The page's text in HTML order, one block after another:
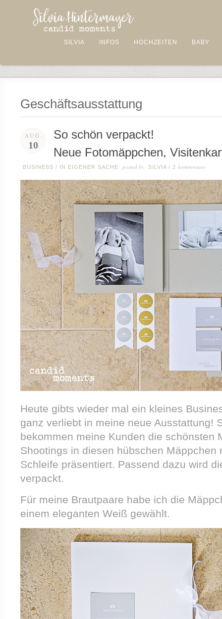
SILVIA INFOS HOCHZEITEN BABY
Geschäftsausstattung
AUG.
10
So schön verpackt!
Neue Fotomäppchen,
BUSINESS / IN EIGENER SACHE posted by SILVIA / 2 kommentare
Heute gibts wieder mal ein kleines
ganz verliebt in meine neue Ausstattung!
bekommen meine Kunden die schönsten
Shootings in diesen hübschen Mäppchen
Schleife präsentiert. Passend dazu wird
verpackt.
Für meine Brautpaare habe ich die
einem eleganten Weiß gewählt.